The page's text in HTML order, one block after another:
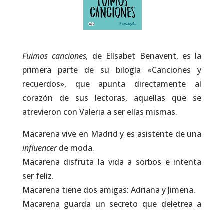
Fuimos canciones, de Elísabet Benavent, es la
primera parte de su bilogía «Canciones y
recuerdos», que apunta directamente al
corazón de sus lectoras, aquellas que se
atrevieron con Valeria a ser ellas mismas.
Macarena vive en Madrid y es asistente de una
influencerde moda.
Macarena disfruta la vida a sorbos e intenta
ser feliz.
Macarena tiene dos amigas: Adriana y Jimena.
Macarena guarda un secreto que deletrea a